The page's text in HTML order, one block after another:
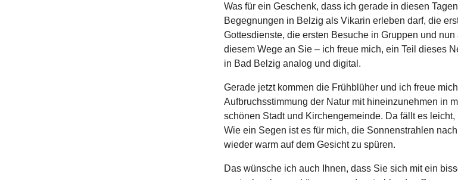
Was für ein Geschenk, dass ich gerade in diesen
Begegnungen in Belzig als Vikarin erleben darf, die
Gottesdienste, die ersten Besuche in Gruppen und
diesem Wege an Sie – ich freue mich, ein Teil dieses
in Bad Belzig analog und digital.
Gerade jetzt kommen die Frühblüher und ich freue
Aufbruchsstimmung der Natur mit hineinzunehmen in
schönen Stadt und Kirchengemeinde. Da fällt es
Wie ein Segen ist es für mich, die Sonnenstrahlen
wieder warm auf dem Gesicht zu spüren.
Das wünsche ich auch Ihnen, dass Sie sich mit ein